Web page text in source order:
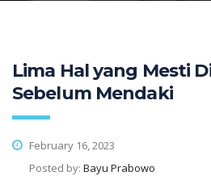
Lima Hal yang Mesti
Sebelum Mendaki
February 16, 2023
Posted by: Bayu Prabowo